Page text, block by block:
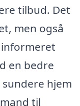
tilbud. Det
men også
en bedre
hjem
til